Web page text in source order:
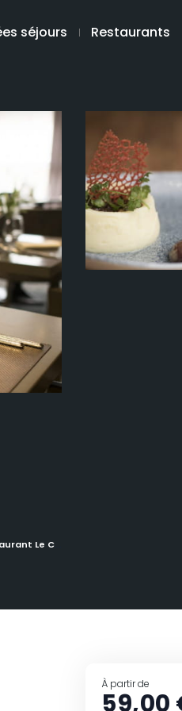
séjours Restaurants
Le Cygne
À partir de